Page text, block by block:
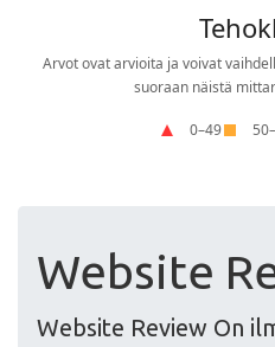
Website
Website Review On